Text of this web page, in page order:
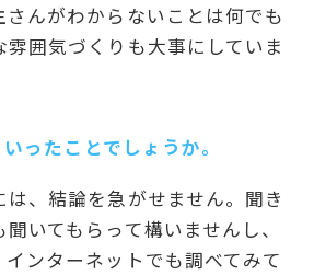
んがわからないことは何でも
囲気づくりも大事にしていま
ったことでしょうか。
は、結論を急がせません。聞き
いてもらって構いませんし、
ンターネットでも調べてみて